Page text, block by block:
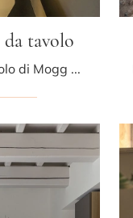
tavolo
Con le lampade da tavolo di Mogg potrai impreziosire i tuoi interni: clicca e scopri Costantina Opal da tavolo!